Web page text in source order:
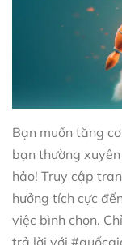
Bạn muốn tăng
bạn thường
hảo! Truy cập
hưởng tích cực
việc bình chọn.